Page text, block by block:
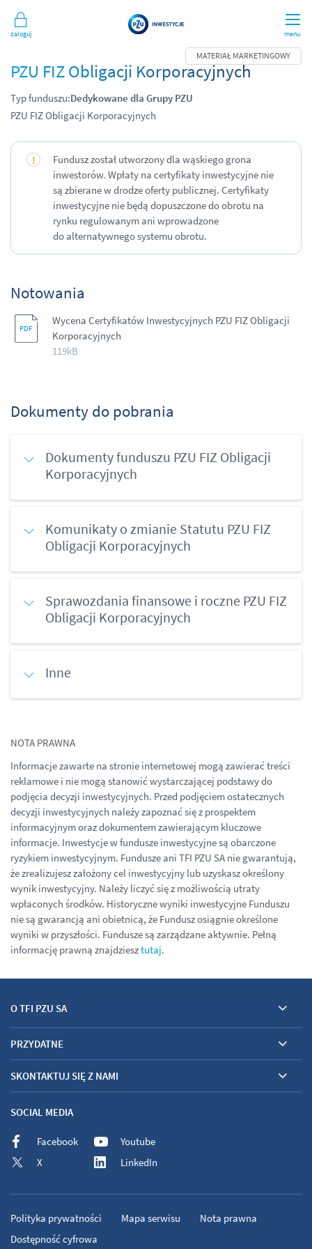
menu
Zaloguj
PZU FIZ Obligacji Korporacyjnych
Typ funduszu:Dedykowane dla Grupy PZU
PZU FIZ Obligacji Korporacyjnych
Fundusz został utworzony dla wąskiego grona
inwestorów. Wpłaty na certyfikaty inwestycyjne nie
są zbierane w drodze oferty publicznej. Certyfikaty
inwestycyjne nie będą dopuszczone do obrotu na
rynku regulowanym ani wprowadzone
do alternatywnego systemu obrotu.
Notowania
Wycena Certyfikatów Inwestycyjnych PZU FIZ Obligacji
Korporacyjnych
119kB
Dokumenty do pobrania
Dokumenty funduszu PZU FIZ Obligacji
Korporacyjnych
Komunikaty o zmianie Statutu PZU FIZ
Obligacji Korporacyjnych
Sprawozdania finansowe i roczne PZU FIZ
Obligacji Korporacyjnych
Inne
NOTA PRAWNA
Informacje zawarte na stronie internetowej mogą zawierać treści
reklamowe i nie mogą stanowić wystarczającej podstawy do
podjęcia decyzji inwestycyjnych. Przed podjęciem ostatecznych
decyzji inwestycyjnych należy zapoznać się z prospektem
informacyjnym oraz dokumentem zawierającym kluczowe
informacje. Inwestycje w fundusze inwestycyjne są obarczone
ryzykiem inwestycyjnym. Fundusze ani TFI PZU SA nie gwarantują,
że zrealizujesz założony cel inwestycyjny lub uzyskasz określony
wynik inwestycyjny. Należy liczyć się z możliwością utraty
wpłaconych środków. Historyczne wyniki inwestycyjne Funduszu
nie są gwarancją ani obietnicą, że Fundusz osiągnie określone
wyniki w przyszłości. Fundusze są zarządzane aktywnie. Pełną
informację prawną znajdziesztutaj.
O TFI PZU SA
PRZYDATNE
SKONTAKTUJ SIĘ Z NAMI
SOCIAL MEDIA
Facebook
X
Youtube
LinkedIn
Polityka prywatności Mapa serwisu
Nota prawna
Dostępność cyfrowa